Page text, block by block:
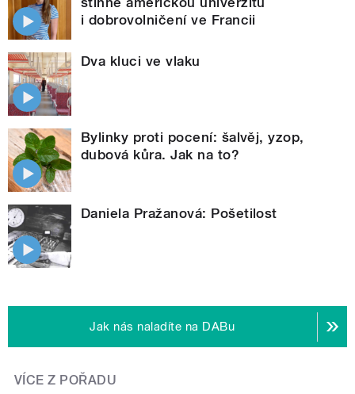
i dobrovolničení ve Francii
Dva kluci ve vlaku
Bylinky proti pocení: šalvěj, yzop,
dubová kůra. Jak na to?
Daniela Pražanová: Pošetilost
Jak nás naladíte na DABu
VÍCE Z POŘADU